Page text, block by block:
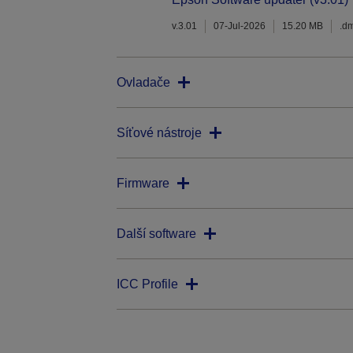
v.3.01 07-Jul-2026 15.20 MB
Ovladače
Síťové nástroje
Firmware
Další software
ICC Profile